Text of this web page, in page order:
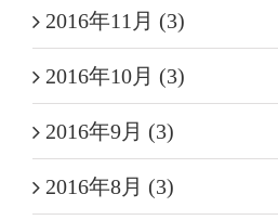
2016年11月 (3)
2016年10月 (3)
2016年9月 (3)
2016年8月 (3)